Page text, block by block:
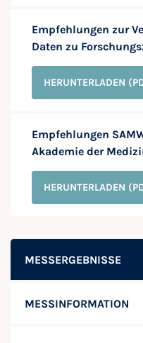
MESSERGEBNISSE
MESSINFORMATION
Empfehlungen zur
Daten zu
HERUNTERLADEN
Empfehlungen
Akademie der
HERUNTERLADEN